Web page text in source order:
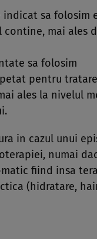
sa folosim
mai ales
sa folosim
pentru
ales la nivelul
in cazul unui
numai
fiind insa
(hidratare,